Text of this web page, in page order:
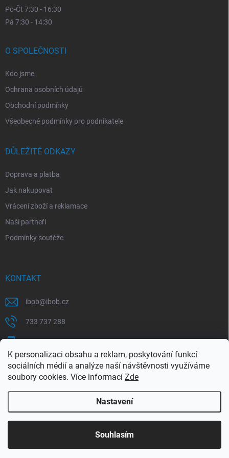
K personalizaci obsahu a reklam, poskytování funkcí
sociálních médií a analýze naší návštěvnosti využíváme
soubory cookies. Více informací Zde
Nastavení
Souhlasím
Využijte naší letní akce, kde na Vás čeká spousta
Po-Čt 7:30 - 16:30
Pá 7:30 - 14:30
O SPOLEČNOSTI
Kdo jsme
Ochrana osobních údajů
Obchodní podmínky
Všeobecné podmínky pro podnikatele
DŮLEŽITÉ ODKAZY
Doprava a platba
Jak nakupovat
Vrácení zboží a reklamace
Naši partneři
Podmínky soutěže
KONTAKT
ibob@ibob.cz
733 737 288
607 069 561
Sledujte nás na Facebooku !
ibob_s.r.o/